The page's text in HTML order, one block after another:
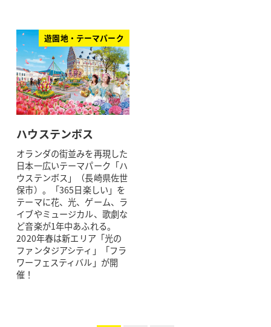
遊園地・テーマパーク
ハウステンボス
オランダの街並みを再現した
日本一広いテーマパーク「ハ
ウステンボス」（長崎県佐世
保市）。「365日楽しい」を
テーマに花、光、ゲーム、ラ
イブやミュージカル、歌劇な
ど音楽が1年中あふれる。
2020年春は新エリア「光の
ファンタジアシティ」「フラ
ワーフェスティバル」が開
催！